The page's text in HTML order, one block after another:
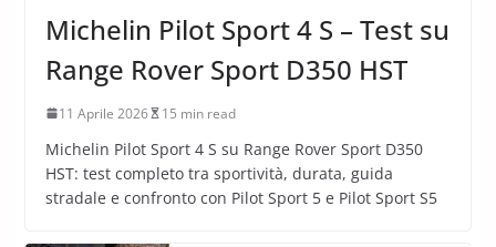
Michelin Pilot Sport 4 S – Test su
Range Rover Sport D350 HST
11 Aprile 2026 15 min read
Michelin Pilot Sport 4 S su Range Rover Sport D350
HST: test completo tra sportività, durata, guida
stradale e confronto con Pilot Sport 5 e Pilot Sport S5